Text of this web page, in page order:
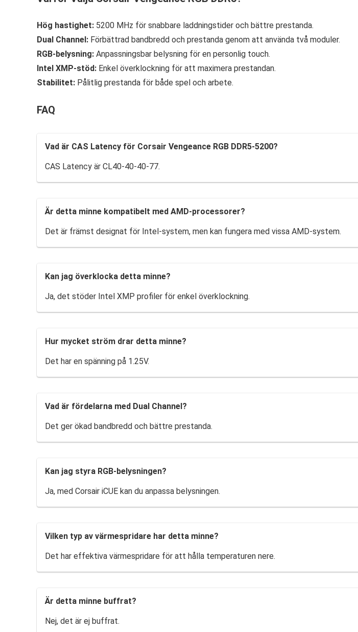
Hög hastighet: 5200 MHz för snabbare laddningstider och bättre prestanda.
Dual Channel: Förbättrad bandbredd och prestanda genom att använda två moduler.
RGB-belysning: Anpassningsbar belysning för en personlig touch.
Intel XMP-stöd: Enkel överklockning för att maximera prestandan.
Stabilitet: Pålitlig prestanda för både spel och arbete.
FAQ
Vad är CAS Latency för Corsair Vengeance RGB DDR5-5200?
CAS Latency är CL40-40-40-77.
Är detta minne kompatibelt med AMD-processorer?
Det är främst designat för Intel-system, men kan fungera med vissa AMD-system.
Kan jag överklocka detta minne?
Ja, det stöder Intel XMP profiler för enkel överklockning.
Hur mycket ström drar detta minne?
Det har en spänning på 1.25V.
Vad är fördelarna med Dual Channel?
Det ger ökad bandbredd och bättre prestanda.
Kan jag styra RGB-belysningen?
Ja, med Corsair iCUE kan du anpassa belysningen.
Vilken typ av värmespridare har detta minne?
Det har effektiva värmespridare för att hålla temperaturen nere.
Är detta minne buffrat?
Nej, det är ej buffrat.